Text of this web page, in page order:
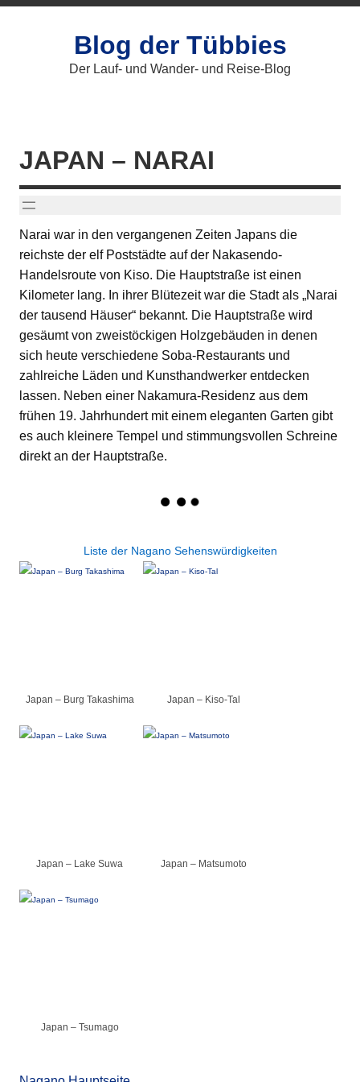
Zum
Blog der Tübbies
Der Lauf- und Wander- und Reise-Blog
JAPAN – NARAI
Narai war in den vergangenen Zeiten Japans die
reichste der elf Poststädte auf der Nakasendo-
Handelsroute von Kiso. Die Hauptstraße ist einen
Kilometer lang. In ihrer Blütezeit war die Stadt als „Narai
der tausend Häuser“ bekannt. Die Hauptstraße wird
gesäumt von zweistöckigen Holzgebäuden in denen
sich heute verschiedene Soba-Restaurants und
zahlreiche Läden und Kunsthandwerker entdecken
lassen. Neben einer Nakamura-Residenz aus dem
frühen 19. Jahrhundert mit einem eleganten Garten gibt
es auch kleinere Tempel und stimmungsvollen Schreine
direkt an der Hauptstraße.
Liste der Nagano Sehenswürdigkeiten
Japan – Burg Takashima Japan – Kiso-Tal
Japan – Lake Suwa Japan – Matsumoto
Japan – Tsumago